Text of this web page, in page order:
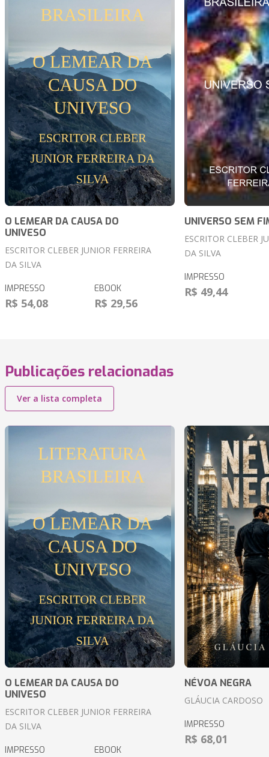
O LEMEAR DA CAUSA DO
UNIVESO
ESCRITOR CLEBER JUNIOR FERREIRA
DA SILVA
IMPRESSO
R$ 54,08
EBOOK
R$ 29,56
UNIVERSO SEM
ESCRITOR CLEBER
DA SILVA
IMPRESSO
R$ 49,44
Publicações relacionadas
Ver a lista completa
O LEMEAR DA CAUSA DO
UNIVESO
ESCRITOR CLEBER JUNIOR FERREIRA
DA SILVA
IMPRESSO EBOOK
NÉVOA NEGRA
GLÁUCIA CARDOSO
IMPRESSO
R$ 68,01